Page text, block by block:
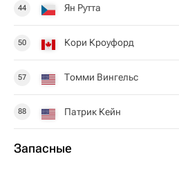
44 Ян Рутта
50 Кори Кроуфорд
57 Томми Вингельс
88 Патрик Кейн
Запасные